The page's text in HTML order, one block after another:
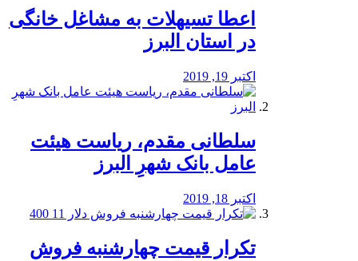
️اعطا تسیهلات به مشاغل خانگی
در استان البرز
اکتبر 19, 2019
سلطانی مقدم، ریاست هیئت
عامل بانک شهرِ البرز
اکتبر 18, 2019
تکرار قیمت چهارشنبه فروش